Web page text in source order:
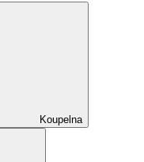
Koupelna